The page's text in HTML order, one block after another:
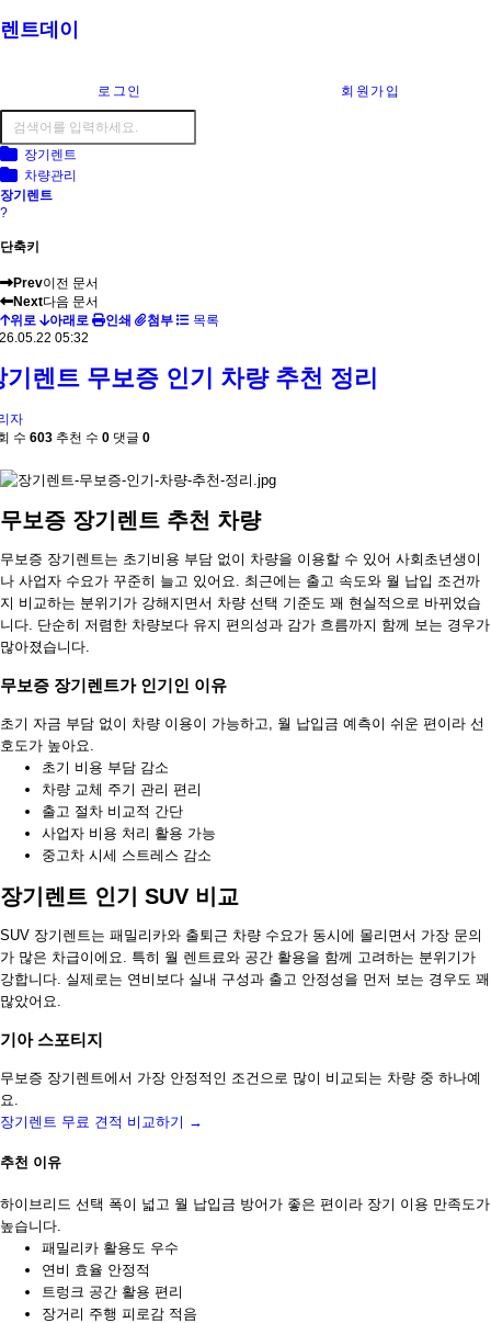
렌트데이
로그인 회원가입
장기렌트
차량관리
장기렌트
?
단축키
Prev이전 문서
Next다음 문서
위로
아래로 인쇄 첨부
목록
05:32
기렌트 무보증 인기 차량 추천 정리
자
수 603 추천 수 0 댓글 0
무보증 장기렌트 추천 차량
무보증 장기렌트는 초기비용 부담 없이 차량을 이용할 수 있어 사회초년생이
나 사업자 수요가 꾸준히 늘고 있어요. 최근에는 출고 속도와 월 납입 조건까
지 비교하는 분위기가 강해지면서 차량 선택 기준도 꽤 현실적으로 바뀌었습
니다. 단순히 저렴한 차량보다 유지 편의성과 감가 흐름까지 함께 보는 경우가
많아졌습니다.
무보증 장기렌트가 인기인 이유
초기 자금 부담 없이 차량 이용이 가능하고, 월 납입금 예측이 쉬운 편이라 선
호도가 높아요.
초기 비용 부담 감소
차량 교체 주기 관리 편리
출고 절차 비교적 간단
사업자 비용 처리 활용 가능
중고차 시세 스트레스 감소
장기렌트 인기 SUV 비교
SUV 장기렌트는 패밀리카와 출퇴근 차량 수요가 동시에 몰리면서 가장 문의
가 많은 차급이에요. 특히 월 렌트료와 공간 활용을 함께 고려하는 분위기가
강합니다. 실제로는 연비보다 실내 구성과 출고 안정성을 먼저 보는 경우도 꽤
많았어요.
기아 스포티지
무보증 장기렌트에서 가장 안정적인 조건으로 많이 비교되는 차량 중 하나예
요.
장기렌트 무료 견적 비교하기 →
추천 이유
하이브리드 선택 폭이 넓고 월 납입금 방어가 좋은 편이라 장기 이용 만족도가
높습니다.
패밀리카 활용도 우수
연비 효율 안정적
트렁크 공간 활용 편리
장거리 주행 피로감 적음